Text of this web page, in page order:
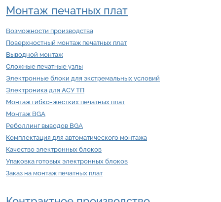
Монтаж печатных плат
Возможности производства
Поверхностный монтаж печатных плат
Выводной монтаж
Сложные печатные узлы
Электронные блоки для экстремальных условий
Электроника для АСУ ТП
Монтаж гибко-жёстких печатных плат
Монтаж BGA
Реболлинг выводов BGA
Комплектация для автоматического монтажа
Качество электронных блоков
Упаковка готовых электронных блоков
Заказ на монтаж печатных плат